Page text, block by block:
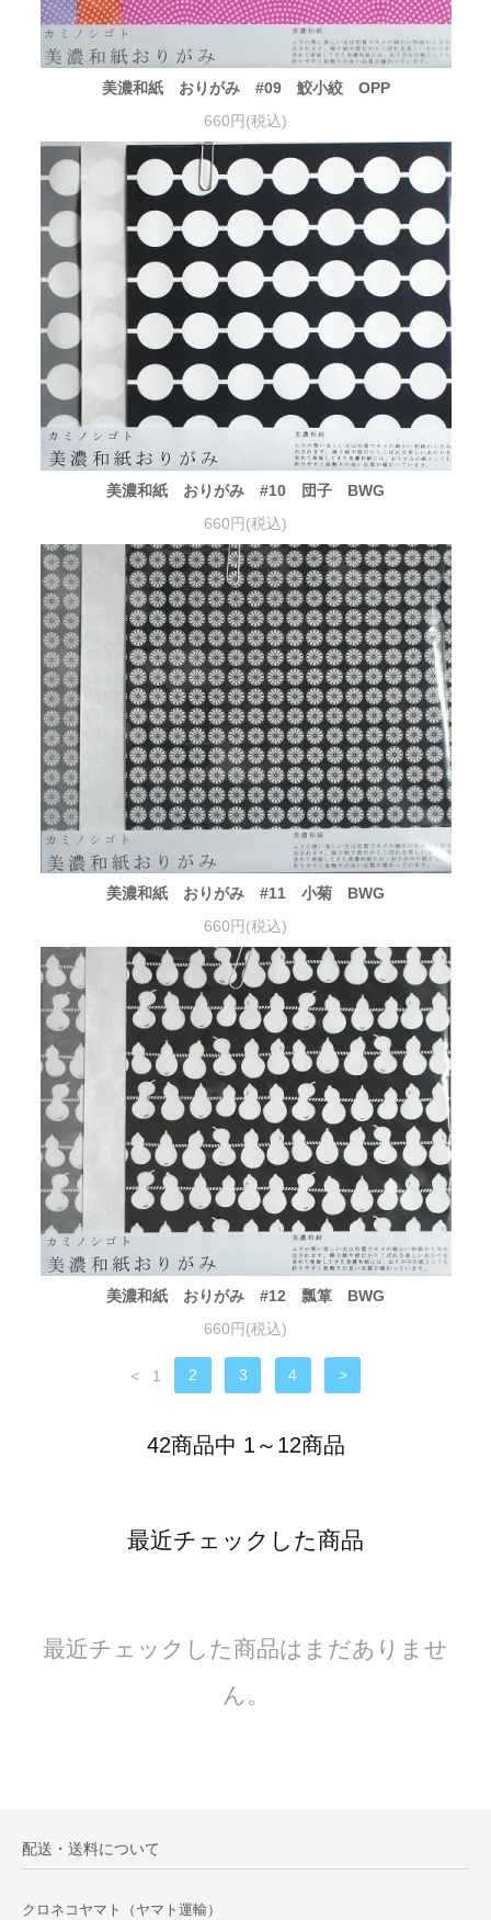
美濃和紙 おりがみ #09 鮫小絞 OPP
660円(税込)
美濃和紙 おりがみ #10 団子 BWG
660円(税込)
美濃和紙 おりがみ #11 小菊 BWG
660円(税込)
美濃和紙 おりがみ #12 瓢箪 BWG
660円(税込)
< 1 2 3 4 >
42商品中 1～12商品
最近チェックした商品
最近チェックした商品はまだありませ
ん。
配送・送料について
クロネコヤマト（ヤマト運輸）